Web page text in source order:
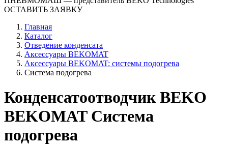
ОСТАВИТЬ ЗАЯВКУ
Главная
Каталог
Отведение конденсата
Аксессуары BEKOMAT
Аксессуары BEKOMAT: системы подогрева
Система подогрева
Конденсатоотводчик BEKO
BEKOMAT Система
подогрева